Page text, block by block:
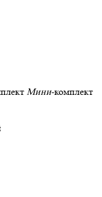
Мини-комплект